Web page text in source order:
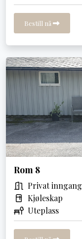
Bestill nå
Rom 8
Privat inngang
Kjøleskap
Uteplass